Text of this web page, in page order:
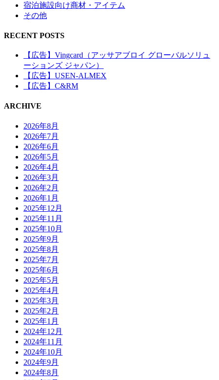
宿泊施設向け商材・アイテム
その他
RECENT POSTS
【広告】Vingcard（アッサアブロイ グローバルソリュ
ーションズ ジャパン）
【広告】USEN-ALMEX
【広告】C&RM
ARCHIVE
2026年8月
2026年7月
2026年6月
2026年5月
2026年4月
2026年3月
2026年2月
2026年1月
2025年12月
2025年11月
2025年10月
2025年9月
2025年8月
2025年7月
2025年6月
2025年5月
2025年4月
2025年3月
2025年2月
2025年1月
2024年12月
2024年11月
2024年10月
2024年9月
2024年8月